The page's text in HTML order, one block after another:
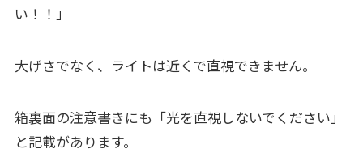
い！！」
大げさでなく、ライトは近くで直視できません。
箱裏面の注意書きにも「光を直視しないでください」
と記載があります。